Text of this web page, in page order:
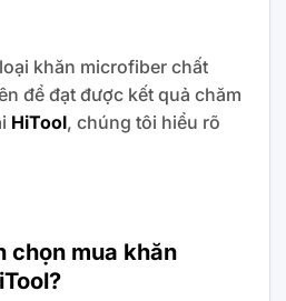
khăn microfiber chất
để đạt được kết quả chăm
HiTool, chúng tôi hiểu rõ
chọn mua khăn